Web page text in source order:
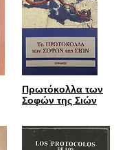
Πρωτόκολλα των
Σοφών της Σιών